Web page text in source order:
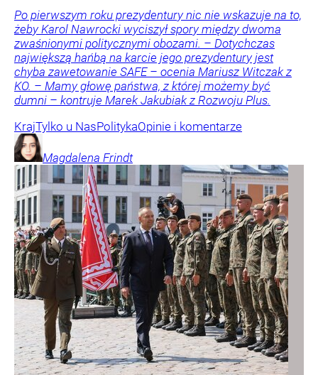
Po pierwszym roku prezydentury nic nie wskazuje na to,
żeby Karol Nawrocki wyciszył spory między dwoma
zwaśnionymi politycznymi obozami. – Dotychczas
największą hańbą na karcie jego prezydentury jest
chyba zawetowanie SAFE – ocenia Mariusz Witczak z
KO. – Mamy głowę państwa, z której możemy być
dumni – kontruje Marek Jakubiak z Rozwoju Plus.
KrajTylko u NasPolitykaOpinie i komentarze
Magdalena Frindt